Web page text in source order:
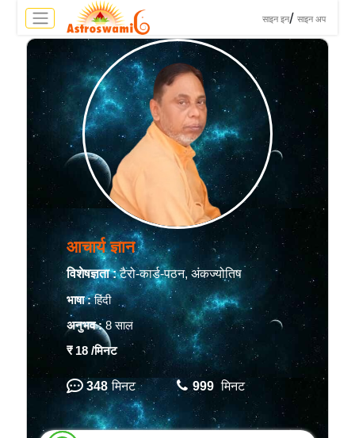
साइन इन/ साइन अप
आचार्य ज्ञान
विशेषज्ञता :टैरो-कार्ड-पठन, अंकज्योतिष
भाषा :हिंदी
अनुभव :8 साल
₹ 18/मिनट
348 मिनट 999 मिनट